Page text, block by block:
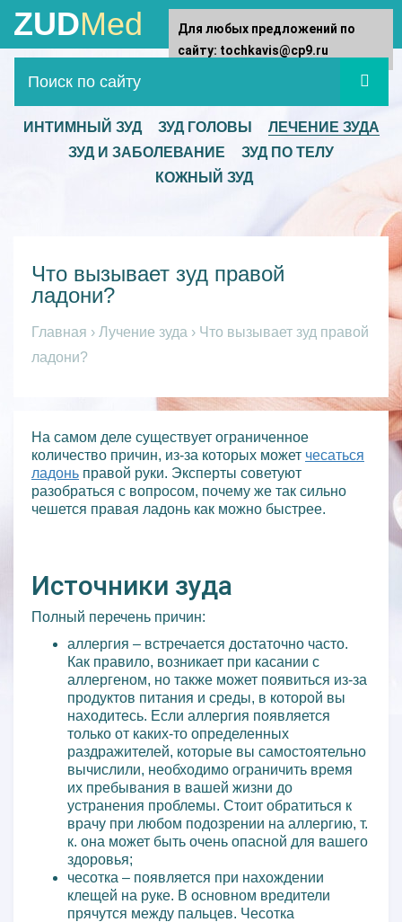
ZUDMed
ИНТИМНЫЙ ЗУД ЗУД ГОЛОВЫ
ЛЕЧЕНИЕ ЗУДА
ЗУД И ЗАБОЛЕВАНИЕ
ЗУД ПО ТЕЛУ
КОЖНЫЙ ЗУД
Что вызывает зуд правой
ладони?
Главная › Лучение зуда › Что вызывает зуд правой
ладони?
На самом деле существует ограниченное
количество причин, из-за которых может чесаться
ладонь правой руки. Эксперты советуют
разобраться с вопросом, почему же так сильно
чешется правая ладонь как можно быстрее.
Источники зуда
Полный перечень причин:
аллергия – встречается достаточно часто.
Как правило, возникает при касании с
аллергеном, но также может появиться из-за
продуктов питания и среды, в которой вы
находитесь. Если аллергия появляется
только от каких-то определенных
раздражителей, которые вы самостоятельно
вычислили, необходимо ограничить время
их пребывания в вашей жизни до
устранения проблемы. Стоит обратиться к
врачу при любом подозрении на аллергию, т.
к. она может быть очень опасной для вашего
здоровья;
чесотка – появляется при нахождении
клещей на руке. В основном вредители
прячутся между пальцев. Чесотка
Для любых предложений по
сайту: tochkavis@cp9.ru